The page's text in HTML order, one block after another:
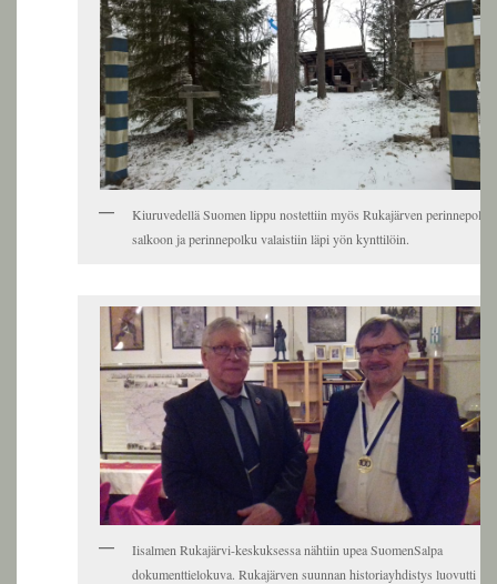
Kiuruvedellä Suomen lippu nostettiin myös Rukajärven perinnepolun
salkoon ja perinnepolku valaistiin läpi yön kynttilöin.
Iisalmen Rukajärvi-keskuksessa nähtiin upea SuomenSalpa
dokumenttielokuva. Rukajärven suunnan historiayhdistys luovutti